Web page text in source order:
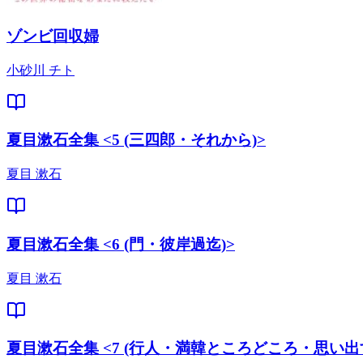
ゾンビ回収婦
小砂川 チト
夏目漱石全集 <5 (三四郎・それから)>
夏目 漱石
夏目漱石全集 <6 (門・彼岸過迄)>
夏目 漱石
夏目漱石全集 <7 (行人・満韓ところどころ・思い